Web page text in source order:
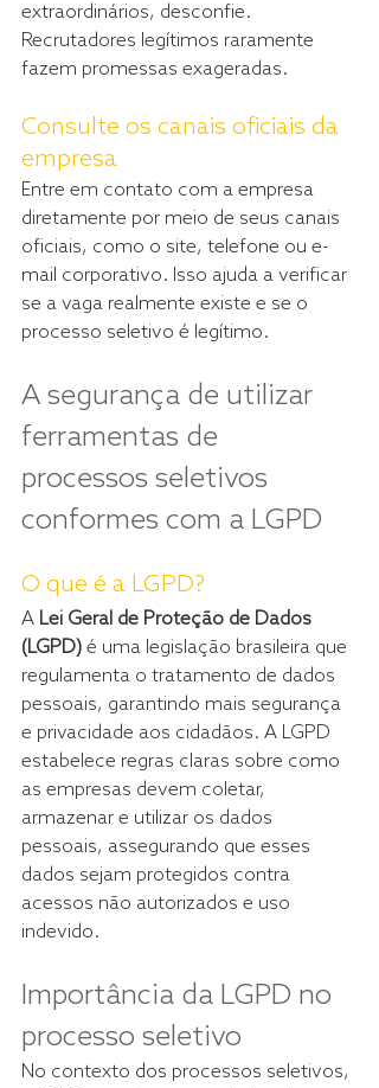
extraordinários, desconfie.
Recrutadores legítimos raramente
fazem promessas exageradas.
Consulte os canais oficiais da
empresa
Entre em contato com a empresa
diretamente por meio de seus canais
oficiais, como o site, telefone ou e-
mail corporativo. Isso ajuda a verificar
se a vaga realmente existe e se o
processo seletivo é legítimo.
A segurança de utilizar
ferramentas de
processos seletivos
conformes com a LGPD
O que é a LGPD?
A Lei Geral de Proteção de Dados
(LGPD) é uma legislação brasileira que
regulamenta o tratamento de dados
pessoais, garantindo mais segurança
e privacidade aos cidadãos. A LGPD
estabelece regras claras sobre como
as empresas devem coletar,
armazenar e utilizar os dados
pessoais, assegurando que esses
dados sejam protegidos contra
acessos não autorizados e uso
indevido.
Importância da LGPD no
processo seletivo
No contexto dos processos seletivos,